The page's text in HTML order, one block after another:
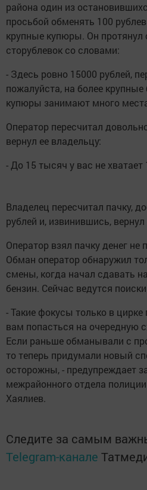
района один из
просьбой обменять 100
крупные купюры. Он протянул
сторублевок со словами:
- Здесь ровно 15000 рублей,
пожалуйста, на более
купюры занимают много
Оператор пересчитал
вернул ее владельцу:
- До 15 тысяч у вас не хватает
Владелец пересчитал пачку,
рублей и, извинившись, вернул
Оператор взял пачку денег не
Обман оператор обнаружил
смены, когда начал сдавать
бензин. Сейчас ведутся
- Такие фокусы только в
вам попасться на очередную
Если раньше обманывали с
то теперь придумали новый
осторожны, - предупреждает
межрайонного отдела
Хаялиев.
Следите за самым
Telegram-канале